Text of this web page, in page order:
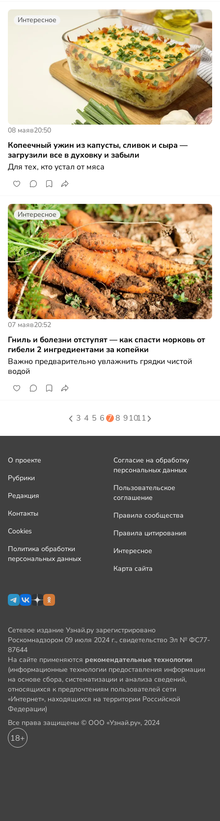
Интересное
08 маяв20:50
Копеечный ужин из капусты, сливок и сыра —
загрузили все в духовку и забыли
Для тех, кто устал от мяса
Интересное
07 маяв20:52
Гниль и болезни отступят — как спасти морковь от
гибели 2 ингредиентами за копейки
Важно предварительно увлажнить грядки чистой
водой
3 4 5 6 7 8 91011
О проекте
Рубрики
Редакция
Контакты
Cookies
Политика обработки
персональных данных
Согласие на обработку
персональных данных
Пользовательское
соглашение
Правила сообщества
Правила цитирования
Интересное
Карта сайта
Сетевое издание Узнай.ру зарегистрировано
Роскомнадзором 09 июля 2024 г., свидетельство Эл № ФС77-
87644
На сайте применяются рекомендательные технологии
(информационные технологии предоставления информации
на основе сбора, систематизации и анализа сведений,
относящихся к предпочтениям пользователей сети
«Интернет», находящихся на территории Российской
Федерации)
Все права защищены © ООО «Узнай.ру», 2024
18+